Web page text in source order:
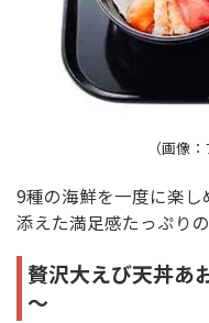
（画像
9種の海鮮を一度に楽
添えた満足感たっぷりの
贅沢大えび天丼
～